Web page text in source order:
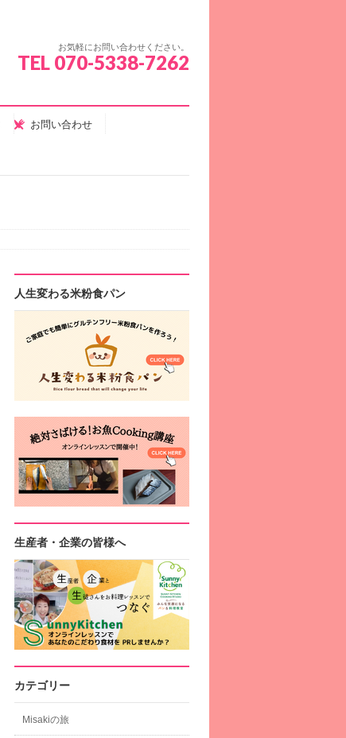
お気軽にお問い合わせください。
TEL 070-5338-7262
お問い合わせ
人生変わる米粉食パン
生産者・企業の皆様へ
カテゴリー
Misakiの旅